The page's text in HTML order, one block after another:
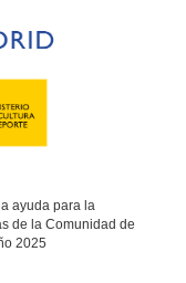
ayuda para la
de la Comunidad de
2025